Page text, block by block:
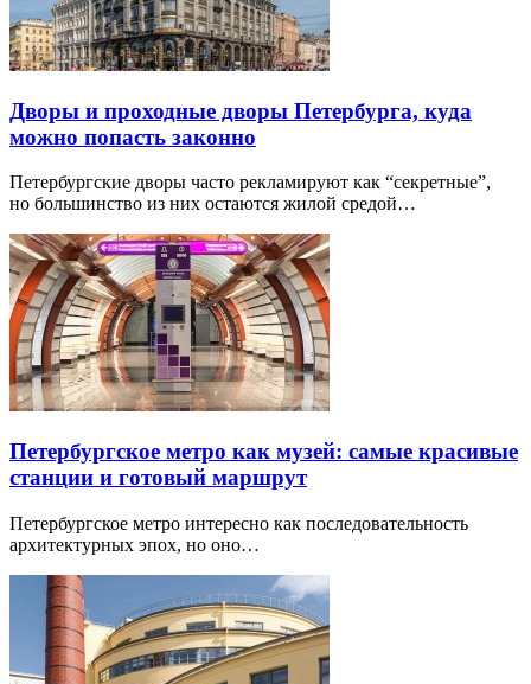
Дворы и проходные дворы Петербурга, куда
можно попасть законно
Петербургские дворы часто рекламируют как “секретные”,
но большинство из них остаются жилой средой…
Петербургское метро как музей: самые красивые
станции и готовый маршрут
Петербургское метро интересно как последовательность
архитектурных эпох, но оно…